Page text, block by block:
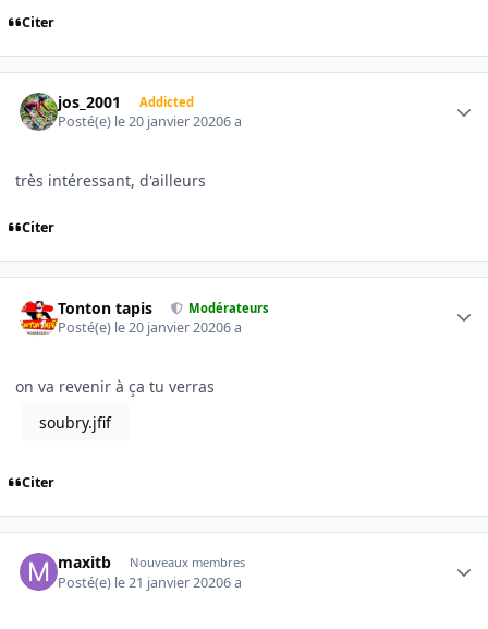
Citer
jos_2001 Addicted
Posté(e) le 20 janvier 20206 a
très intéressant, d'ailleurs
Citer
Tonton tapis Modérateurs
Posté(e) le 20 janvier 20206 a
on va revenir à ça tu verras
soubry.jfif
Citer
maxitb Nouveaux membres
Posté(e) le 21 janvier 20206 a